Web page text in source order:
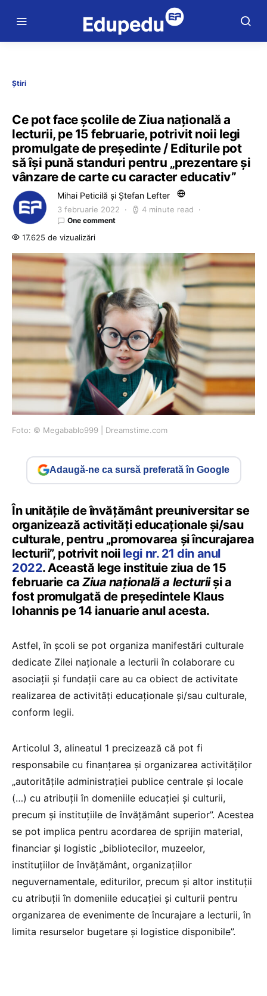
Știri
Ce pot face școlile de Ziua națională a
lecturii, pe 15 februarie, potrivit noii legi
promulgate de președinte / Editurile pot
să își pună standuri pentru „prezentare și
vânzare de carte cu caracter educativ”
Mihai Peticilă și Ștefan Lefter
3 februarie 2022 4 minute read
One comment
17.625 de vizualizări
Foto: © Megabablo999 | Dreamstime.com
Adaugă-ne ca sursă preferată în Google
În unitățile de învățământ preuniversitar se
organizează activități educaționale și/sau
culturale, pentru „promovarea și încurajarea
lecturii”, potrivit noii legi nr. 21 din anul
2022. Această lege instituie ziua de 15
februarie caZiua națională a lecturiiși a
fost promulgată de președintele Klaus
Iohannis pe 14 ianuarie anul acesta.
Astfel, în școli se pot organiza manifestări culturale
dedicate Zilei naționale a lecturii în colaborare cu
asociații și fundații care au ca obiect de activitate
realizarea de activități educaționale și/sau culturale,
conform legii.
Articolul 3, alineatul 1 precizează că pot fi
responsabile cu finanțarea și organizarea activităților
„autoritățile administrației publice centrale și locale
(…) cu atribuții în domeniile educației și culturii,
precum și instituțiile de învățământ superior”. Acestea
se pot implica pentru acordarea de sprijin material,
financiar și logistic „bibliotecilor, muzeelor,
instituțiilor de învățământ, organizațiilor
neguvernamentale, editurilor, precum și altor instituții
cu atribuții în domeniile educației și culturii pentru
organizarea de evenimente de încurajare a lecturii, în
limita resurselor bugetare și logistice disponibile”.